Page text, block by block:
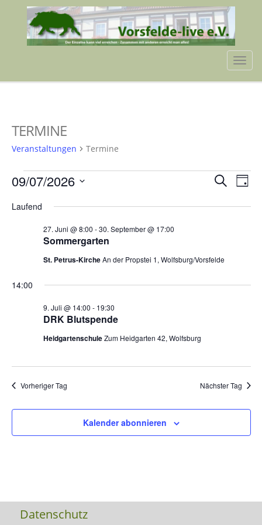
TERMINE
Veranstaltungen Termine
VERANSTALTUNGEN
FÜR
2026
SucheTag
09/07/2026
wählen.
Laufend
Sommergarten
27. Juni @ 8:00 -30. September @ 17:00
St. Petrus-KircheAn der Propstei 1, Wolfsburg/Vorsfelde
14:00
DRK Blutspende
9. Juli @ 14:00 - 19:30
HeidgartenschuleZum Heidgarten 42, Wolfsburg
Vorheriger Tag Nächster Tag
Kalender abonnieren
Datenschutz